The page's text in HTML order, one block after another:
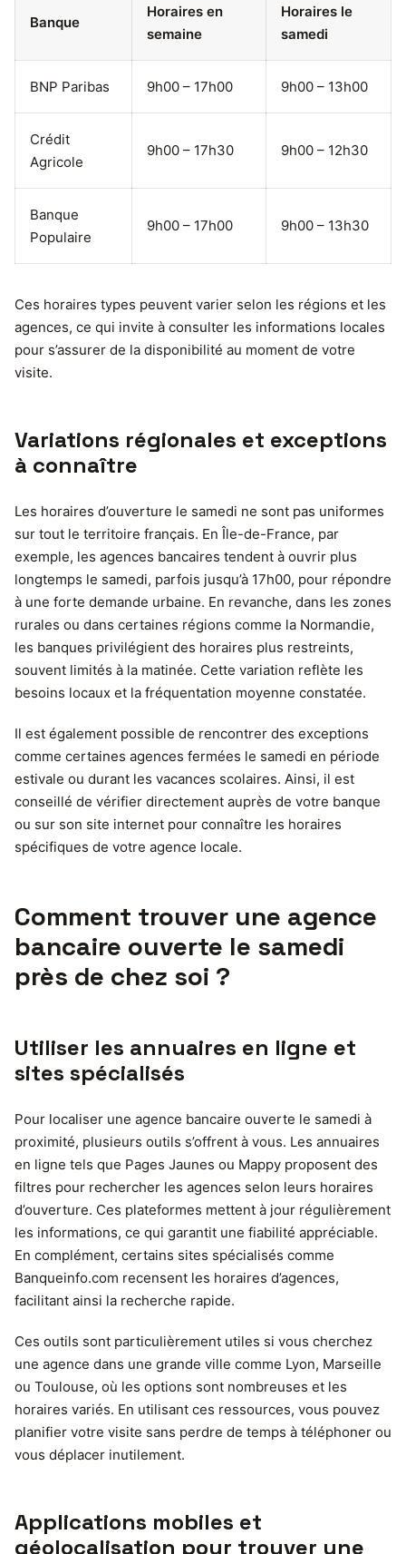
Banque
Horaires en
semaine
Horaires le
samedi
BNP Paribas 9h00 – 17h00 9h00 – 13h00
Crédit
Agricole
9h00 – 17h30 9h00 – 12h30
Banque
Populaire
9h00 – 17h00 9h00 – 13h30
Ces horaires types peuvent varier selon les régions et les
agences, ce qui invite à consulter les informations locales
pour s’assurer de la disponibilité au moment de votre
visite.
Variations régionales et exceptions
à connaître
Les horaires d’ouverture le samedi ne sont pas uniformes
sur tout le territoire français. En Île-de-France, par
exemple, les agences bancaires tendent à ouvrir plus
longtemps le samedi, parfois jusqu’à 17h00, pour répondre
à une forte demande urbaine. En revanche, dans les zones
rurales ou dans certaines régions comme la Normandie,
les banques privilégient des horaires plus restreints,
souvent limités à la matinée. Cette variation reflète les
besoins locaux et la fréquentation moyenne constatée.
Il est également possible de rencontrer des exceptions
comme certaines agences fermées le samedi en période
estivale ou durant les vacances scolaires. Ainsi, il est
conseillé de vérifier directement auprès de votre banque
ou sur son site internet pour connaître les horaires
spécifiques de votre agence locale.
Comment trouver une agence
bancaire ouverte le samedi
près de chez soi ?
Utiliser les annuaires en ligne et
sites spécialisés
Pour localiser une agence bancaire ouverte le samedi à
proximité, plusieurs outils s’offrent à vous. Les annuaires
en ligne tels que Pages Jaunes ou Mappy proposent des
filtres pour rechercher les agences selon leurs horaires
d’ouverture. Ces plateformes mettent à jour régulièrement
les informations, ce qui garantit une fiabilité appréciable.
En complément, certains sites spécialisés comme
Banqueinfo.com recensent les horaires d’agences,
facilitant ainsi la recherche rapide.
Ces outils sont particulièrement utiles si vous cherchez
une agence dans une grande ville comme Lyon, Marseille
ou Toulouse, où les options sont nombreuses et les
horaires variés. En utilisant ces ressources, vous pouvez
planifier votre visite sans perdre de temps à téléphoner ou
vous déplacer inutilement.
Applications mobiles et
géolocalisation pour trouver une